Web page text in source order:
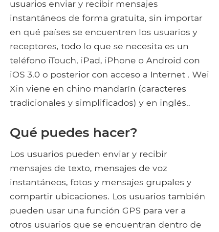
usuarios enviar y recibir mensajes
instantáneos de forma gratuita, sin importar
en qué países se encuentren los usuarios y
receptores, todo lo que se necesita es un
teléfono iTouch, iPad, iPhone o Android con
iOS 3.0 o posterior con acceso a Internet . Wei
Xin viene en chino mandarín (caracteres
tradicionales y simplificados) y en inglés..
Qué puedes hacer?
Los usuarios pueden enviar y recibir
mensajes de texto, mensajes de voz
instantáneos, fotos y mensajes grupales y
compartir ubicaciones. Los usuarios también
pueden usar una función GPS para ver a
otros usuarios que se encuentran dentro de